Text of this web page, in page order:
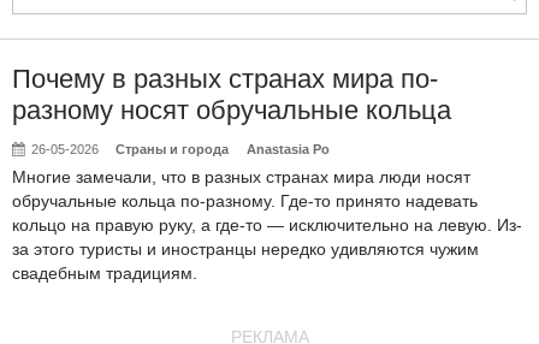
Почему в разных странах мира по-
разному носят обручальные кольца
26-05-2026 Страны и города Anastasia Po
Многие замечали, что в разных странах мира люди носят
обручальные кольца по-разному. Где-то принято надевать
кольцо на правую руку, а где-то — исключительно на левую. Из-
за этого туристы и иностранцы нередко удивляются чужим
свадебным традициям.
РЕКЛАМА